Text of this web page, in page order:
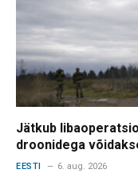
Jätkub
droonidega
EESTI 6. aug. 2026